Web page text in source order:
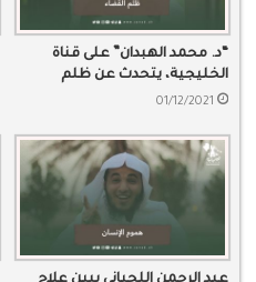
“د. محمد الهبدان” على قناة
الخليجية، يتحدث عن ظلم
القضاء، ويحذر من ضياع العدالة
01/12/2021